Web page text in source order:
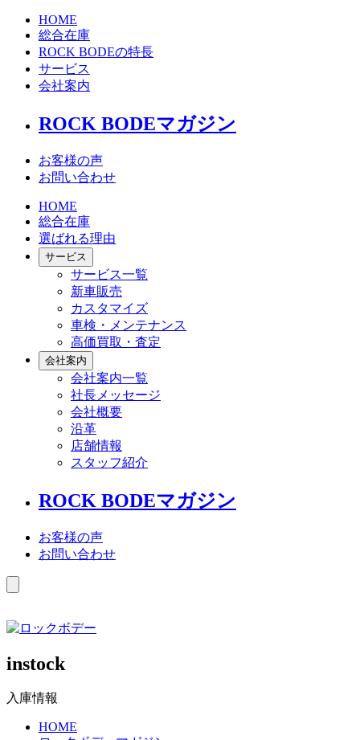
HOME
総合在庫
ROCK BODEの特長
サービス
会社案内
ROCK BODEマガジン
お客様の声
お問い合わせ
HOME
総合在庫
選ばれる理由
サービス
サービス一覧
新車販売
カスタマイズ
車検・メンテナンス
高価買取・査定
会社案内
会社案内一覧
社長メッセージ
会社概要
沿革
店舗情報
スタッフ紹介
ROCK BODEマガジン
お客様の声
お問い合わせ
instock
入庫情報
HOME